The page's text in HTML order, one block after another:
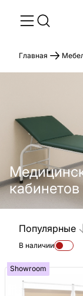
Главная
Популярные
В наличии
Showroom